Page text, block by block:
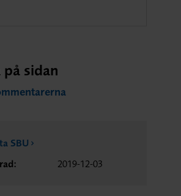
sidan
SBU
2019-12-03